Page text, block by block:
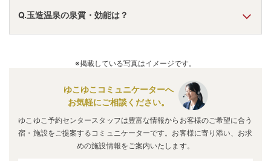
A. 玉造温泉 は、島根県松江市玉湯町玉造
車でお越しの方は、松江玉造ICから車で約10分。
電車でお越しの方は、玉造温泉駅から徒歩約30分。
Q.玉造温泉の泉質・効能は？
痛、肩こり、腰痛、関節痛、しびれ、疲労、ねんざ、婦人
病、胃腸病、冷え性、高血圧などと言われています。
※掲載している写真はイメージです。
ゆこゆこコミュニケーターへ
お気軽にご相談ください。
ゆこゆこ予約センタースタッフは豊富な情報からお客様のご希望に合う
宿・施設をご提案するコミュニケーターです。お客様に寄り添い、お求
めの施設情報をご案内いたします。